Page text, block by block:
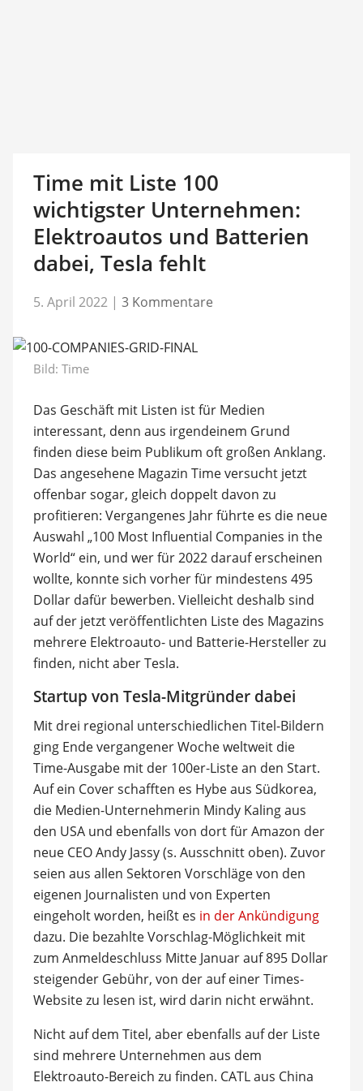
Time mit Liste 100
wichtigster Unternehmen:
Elektroautos und Batterien
dabei, Tesla fehlt
5. April 2022 | 3 Kommentare
Bild: Time
Das Geschäft mit Listen ist für Medien
interessant, denn aus irgendeinem Grund
finden diese beim Publikum oft großen Anklang.
Das angesehene Magazin Time versucht jetzt
offenbar sogar, gleich doppelt davon zu
profitieren: Vergangenes Jahr führte es die neue
Auswahl „100 Most Influential Companies in the
World“ ein, und wer für 2022 darauf erscheinen
wollte, konnte sich vorher für mindestens 495
Dollar dafür bewerben. Vielleicht deshalb sind
auf der jetzt veröffentlichten Liste des Magazins
mehrere Elektroauto- und Batterie-Hersteller zu
finden, nicht aber Tesla.
Startup von Tesla-Mitgründer dabei
Mit drei regional unterschiedlichen Titel-Bildern
ging Ende vergangener Woche weltweit die
Time-Ausgabe mit der 100er-Liste an den Start.
Auf ein Cover schafften es Hybe aus Südkorea,
die Medien-Unternehmerin Mindy Kaling aus
den USA und ebenfalls von dort für Amazon der
neue CEO Andy Jassy (s. Ausschnitt oben). Zuvor
seien aus allen Sektoren Vorschläge von den
eigenen Journalisten und von Experten
eingeholt worden, heißt es in der Ankündigung
dazu. Die bezahlte Vorschlag-Möglichkeit mit
zum Anmeldeschluss Mitte Januar auf 895 Dollar
steigender Gebühr, von der auf einer Times-
Website zu lesen ist, wird darin nicht erwähnt.
Nicht auf dem Titel, aber ebenfalls auf der Liste
sind mehrere Unternehmen aus dem
Elektroauto-Bereich zu finden. CATL aus China